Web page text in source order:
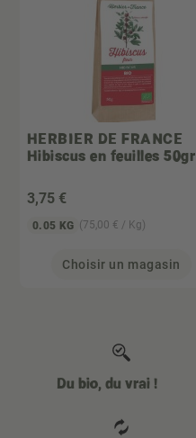
HERBIER DE FRANCE
Hibiscus en feuilles 50gr
3,75 €
0.05 KG (75,00 € / Kg)
Choisir un magasin
Du bio, du vrai !